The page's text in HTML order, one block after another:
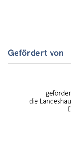
Gefördert von